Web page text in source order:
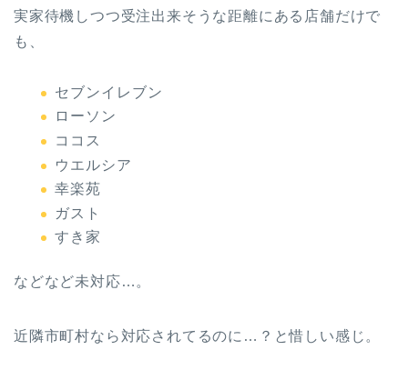
実家待機しつつ受注出来そうな距離にある店舗だけで
も、
セブンイレブン
ローソン
ココス
ウエルシア
幸楽苑
ガスト
すき家
などなど未対応…。
近隣市町村なら対応されてるのに…？と惜しい感じ。